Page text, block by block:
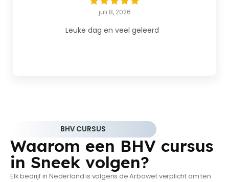
juli 8, 2026
Leuke dag en veel geleerd
BHV CURSUS
Waarom een BHV cursus
in Sneek volgen?
Elk bedrijf in Nederland is volgens de Arbowet verplicht om ten